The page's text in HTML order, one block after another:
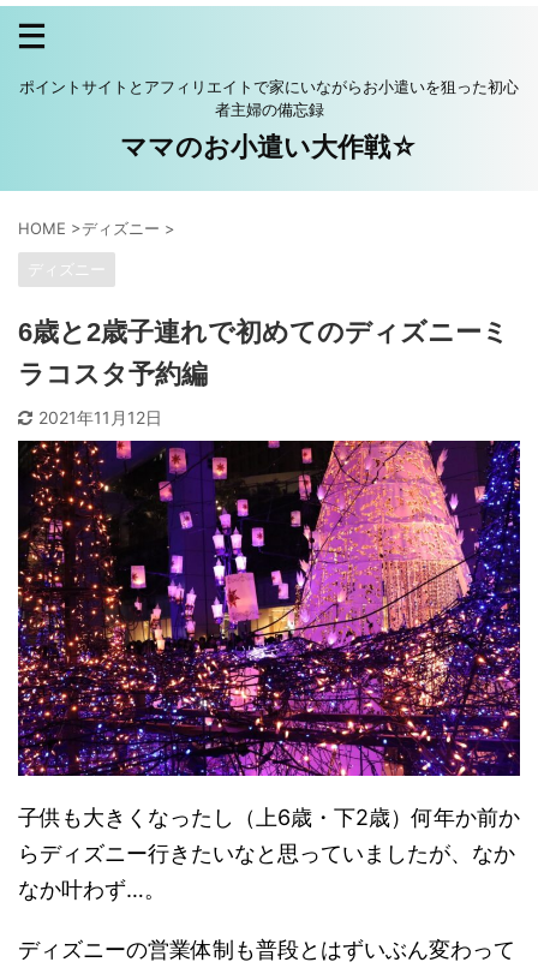
ポイントサイトとアフィリエイトで家にいながらお小遣いを狙った初心
者主婦の備忘録
ママのお小遣い大作戦☆
HOME >ディズニー >
ディズニー
6歳と2歳子連れで初めてのディズニーミ
ラコスタ予約編
2021年11月12日
子供も大きくなったし（上6歳・下2歳）何年か前か
らディズニー行きたいなと思っていましたが、なか
なか叶わず…。
ディズニーの営業体制も普段とはずいぶん変わって